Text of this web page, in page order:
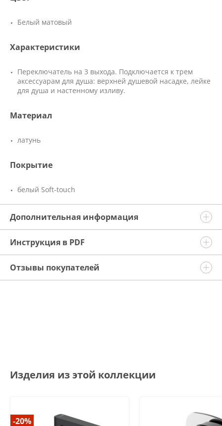
Белый матовый
Характеристики
Переключатель на 3 выхода. Подключается к трем
аксессуарам для душа: верхней душевой насадке, лейке
для душа и настенному изливу.
Материал
латунь
Покрытие
белый Soft-touch
Дополнительная информация
Инструкция в PDF
Отзывы покупателей
Изделия из этой коллекции
-20%